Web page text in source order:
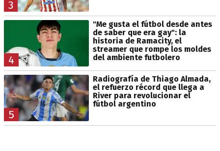
3
4
"Me gusta el fútbol desde antes
de saber que era gay": la
historia de Ramacity, el
streamer que rompe los moldes
del ambiente futbolero
5
Radiografía de Thiago Almada,
el refuerzo récord que llega a
River para revolucionar el
fútbol argentino